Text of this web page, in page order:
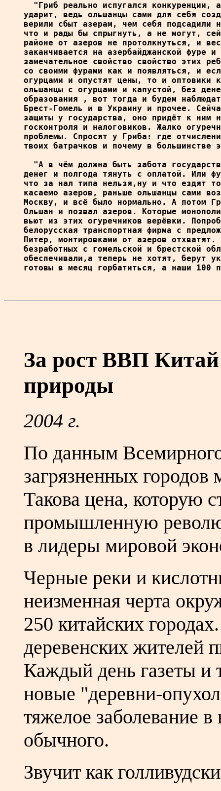
"Гриб реально испугался конкуренции,
ударит, ведь ольшанцы сами для себя
верили сбыт азерам, чем себя подсадили
что и рады бы спрыгнуть, а не могут,
районе от азеров не протолкнуться, и
заканчивается на азербайджанской фуре
замечательное свойство свойство этих
со своими фурами как и появляться, и
огурцами и опустят цены, то и оптовики
ольшанцы с огурцами и капустой, без
образования , вот тогда и будем
Брест-Гомель и в Украину и прочее.
защиты у государства, оно придёт к ним
госконтроля и налоговиков. Жалко
проблемы. Спросят у Гриба: где
твоих батрачков и почему в большинстве
"А в чём должна быть забота
денег и полгода тянуть с оплатой. Или
что за нал типа нельзя,ну и что ездят
касаемо азеров, раньше ольшанцы сами
Москву, и всё было нормально. А потом
Ольшан и позвал азеров. Которые
вьют из этих огуречников верёвки.
белорусская транспортная фирма с
Питер, монтировками от азеров
безработных с гомельской и брестской
обеспечивали,а теперь не хотят, берут
За рост ВВП
природы
2004 г.
По данным
загрязненных городов
Такова цена, которую
промышленную
в лидеры мировой
Черные реки и
неизменная черта
250 китайских
деревенских жителей
Каждый день газеты и
новые "деревни-
тяжелое заболевание
обычного.
Звучит как